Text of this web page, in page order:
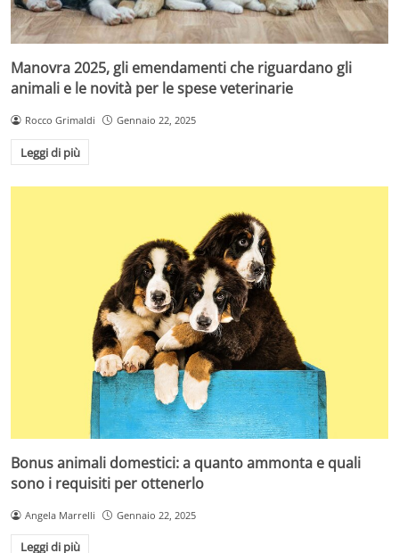
Manovra 2025, gli emendamenti che riguardano gli
animali e le novità per le spese veterinarie
Rocco Grimaldi Gennaio 22, 2025
Leggi di più
Bonus animali domestici: a quanto ammonta e quali
sono i requisiti per ottenerlo
Angela Marrelli Gennaio 22, 2025
Leggi di più